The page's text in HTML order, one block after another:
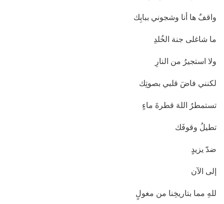
واقفٌ ها أنا وشجوني ببابِك
ما شاغلى جنة الخُلدِ
ولا استجيرُ من النارِ
لكنني فاضَ قلبي بصوتِك
تستمطرُ اللهَ قطرةَ ماءٍ
تطيلُ وقوفَك
ضدّ يزيدٍ
إلى الآن
للهِ مما بتاريخِنا من مغولٍ